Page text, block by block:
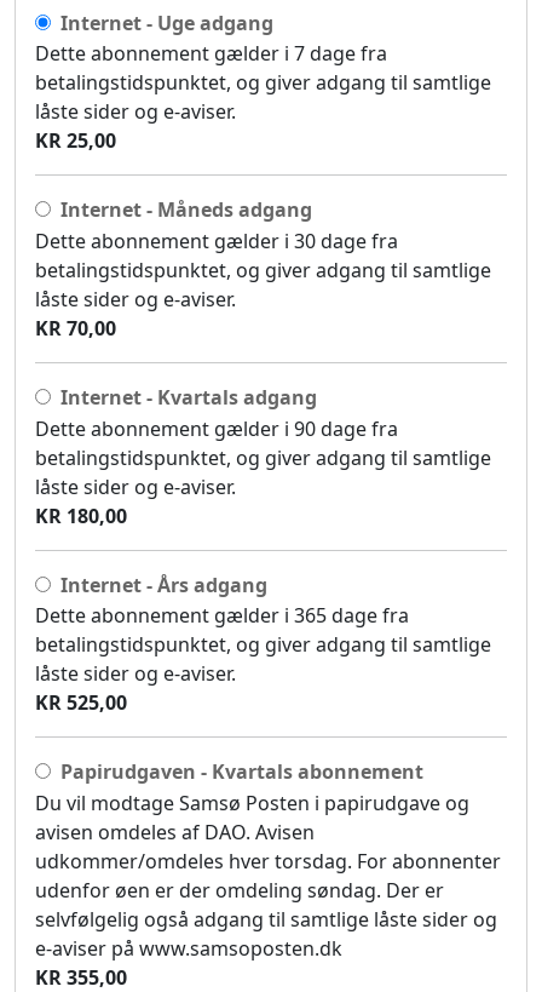
Internet - Uge adgang
Dette abonnement gælder i 7 dage fra
betalingstidspunktet, og giver adgang til samtlige
låste sider og e-aviser.
KR 25,00
Internet - Måneds adgang
Dette abonnement gælder i 30 dage fra
betalingstidspunktet, og giver adgang til samtlige
låste sider og e-aviser.
KR 70,00
Internet - Kvartals adgang
Dette abonnement gælder i 90 dage fra
betalingstidspunktet, og giver adgang til samtlige
låste sider og e-aviser.
KR 180,00
Internet - Års adgang
Dette abonnement gælder i 365 dage fra
betalingstidspunktet, og giver adgang til samtlige
låste sider og e-aviser.
KR 525,00
Papirudgaven - Kvartals abonnement
Du vil modtage Samsø Posten i papirudgave og
avisen omdeles af DAO. Avisen
udkommer/omdeles hver torsdag. For abonnenter
udenfor øen er der omdeling søndag. Der er
selvfølgelig også adgang til samtlige låste sider og
e-aviser på www.samsoposten.dk
KR 355,00